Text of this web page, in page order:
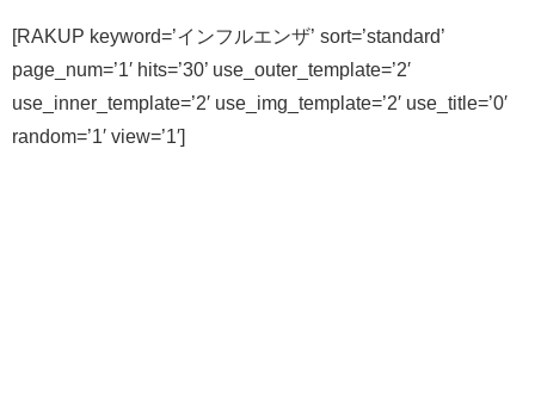
[RAKUP keyword=’インフルエンザ’ sort=’standard’
page_num=’1′ hits=’30’ use_outer_template=’2′
use_inner_template=’2′ use_img_template=’2′ use_title=’0′
random=’1′ view=’1′]